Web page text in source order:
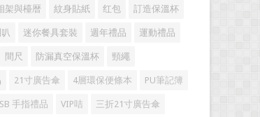
架與檯暦 紋身貼紙 红包 訂造保溫杯
迷你餐具套裝 週年禮品 運動禮品
間尺 防漏真空保溫杯 頸繩
21寸廣告傘 4層環保便條本 PU筆記簿
手指禮品 VIP咭 三折21寸廣告傘